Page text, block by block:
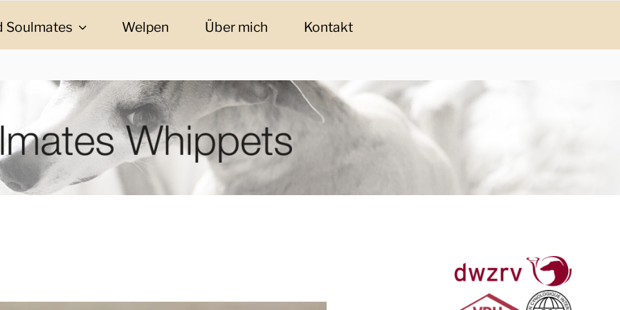
WHIPPETS
und Informationen
Soulmates Welpen Über mich Kontakt